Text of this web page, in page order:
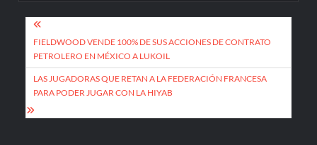
Navegación
de
entradas
FIELDWOOD VENDE 100% DE SUS ACCIONES DE CONTRATO
PETROLERO EN MÉXICO A LUKOIL
LAS JUGADORAS QUE RETAN A LA FEDERACIÓN FRANCESA
PARA PODER JUGAR CON LA HIYAB